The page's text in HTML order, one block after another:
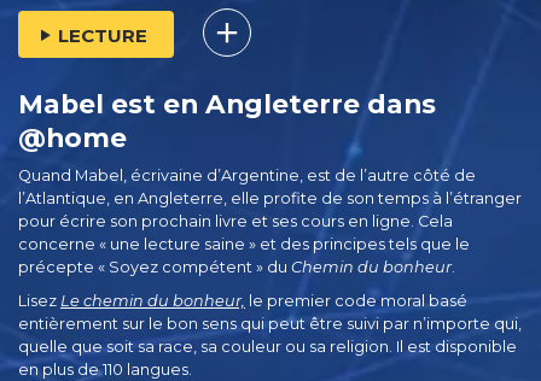
LECTURE
Mabel est en Angleterre dans
@home
Quand Mabel, écrivaine d’Argentine, est de l’autre côté de
l’Atlantique, en Angleterre, elle profite de son temps à l’étranger
pour écrire son prochain livre et ses cours en ligne. Cela
concerne « une lecture saine » et des principes tels que le
précepte « Soyez compétent » du Chemin du bonheur.
Lisez Le chemin du bonheur, le premier code moral basé
entièrement sur le bon sens qui peut être suivi par n’importe qui,
quelle que soit sa race, sa couleur ou sa religion. Il est disponible
en plus de 110 langues.